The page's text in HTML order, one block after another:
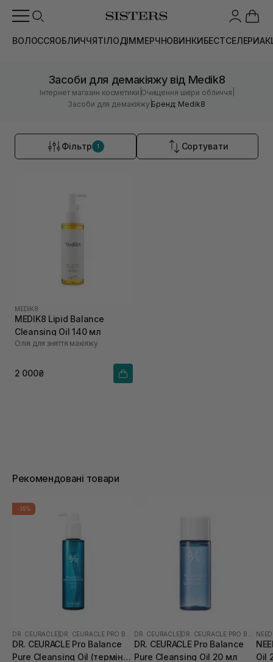
ВОЛОССЯОБЛИЧЧЯТІЛОДІММЕРЧНОВИНКИБЕСТСЕЛЕРИ
Засоби для демакіяжу від Medik8
Інтернет магазин косметики |Очищення шкіри обличчя
Засоби для демакіяжу |Бренд: Medik8
Фільтр 1 Сортувати
MEDIK8
MEDIK8 Lipid Balance
Cleansing Oil 140 мл
Олія для зняття макіяжу
2 000₴
Рекомендовані товари
-35%
DR. CEURACLE| DR. CEURACLE PRO BALANCE
DR. CEURACLE Pro Balance
Pure Cleansing Oil (термін
DR. CEURACLE| DR. CEURACLE PRO BALANCE
DR. CEURACLE Pro Balance
Pure Cleansing Oil 20 мл
Oil